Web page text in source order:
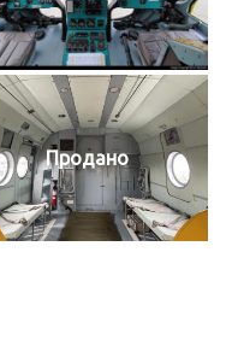
Продано